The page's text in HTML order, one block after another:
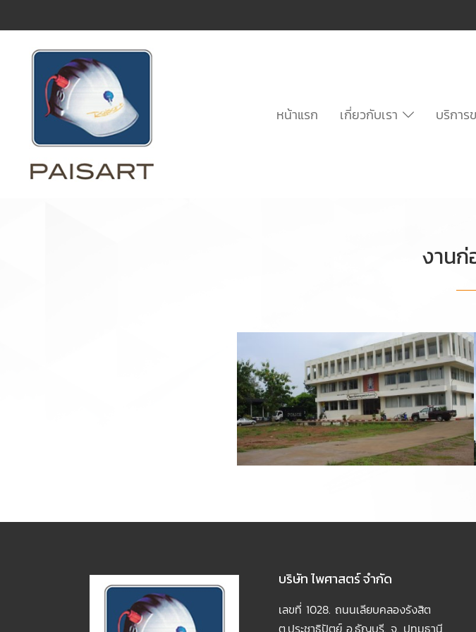
หน้าแรก เกี่ยวกับเรา บริการ
งานก่
มหาวิทยาลัยราชพฤกษ์
3069 ผู้ชม
บริษัท ไพศาสตร์ จำกัด
เลขที่ 1028. ถนนเลียบคลองรังสิต
ต.ประชาธิปัตย์ อ.ธัญบุรี. จ. ปทุมธานี